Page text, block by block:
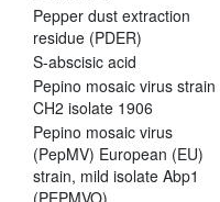
Pepper dust extraction
residue (PDER)
S-abscisic acid
Pepino mosaic virus strain
CH2 isolate 1906
Pepino mosaic virus
(PepMV) European (EU)
strain, mild isolate Abp1